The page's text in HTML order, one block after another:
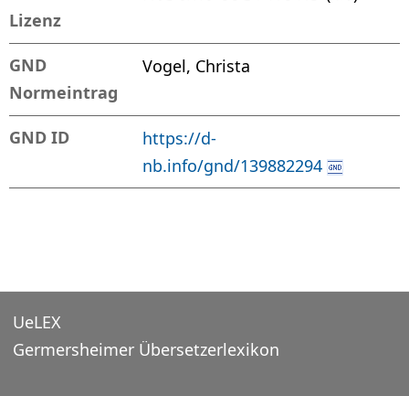
Lizenz
GND
Normeintrag
Vogel, Christa
GND ID
https://d-
nb.info/gnd/139882294
UeLEX
Germersheimer Übersetzerlexikon